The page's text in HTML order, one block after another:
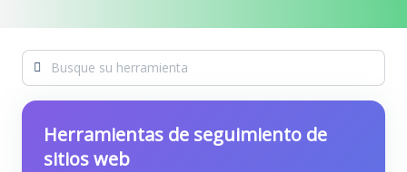
Herramientas de seguimiento de
sitios web